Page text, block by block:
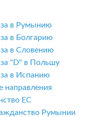
в Румынию
в Болгарию
в Словению
"D" в Польшу
в Испанию
направления
ЕС
Румынии